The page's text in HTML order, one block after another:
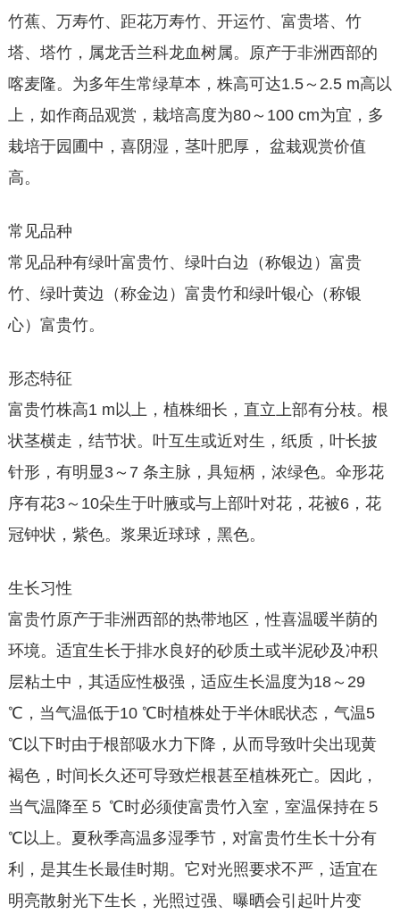
竹蕉、万寿竹、距花万寿竹、开运竹、富贵塔、竹
塔、塔竹，属龙舌兰科龙血树属。原产于非洲西部的
喀麦隆。为多年生常绿草本，株高可达1.5～2.5 m高以
上，如作商品观赏，栽培高度为80～100 cm为宜，多
栽培于园圃中，喜阴湿，茎叶肥厚， 盆栽观赏价值
高。
常见品种
常见品种有绿叶富贵竹、绿叶白边（称银边）富贵
竹、绿叶黄边（称金边）富贵竹和绿叶银心（称银
心）富贵竹。
形态特征
富贵竹株高1 m以上，植株细长，直立上部有分枝。根
状茎横走，结节状。叶互生或近对生，纸质，叶长披
针形，有明显3～7 条主脉，具短柄，浓绿色。伞形花
序有花3～10朵生于叶腋或与上部叶对花，花被6，花
冠钟状，紫色。浆果近球球，黑色。
生长习性
富贵竹原产于非洲西部的热带地区，性喜温暖半荫的
环境。适宜生长于排水良好的砂质土或半泥砂及冲积
层粘土中，其适应性极强，适应生长温度为18～29
℃，当气温低于10 ℃时植株处于半休眠状态，气温5
℃以下时由于根部吸水力下降，从而导致叶尖出现黄
褐色，时间长久还可导致烂根甚至植株死亡。因此，
当气温降至５ ℃时必须使富贵竹入室，室温保持在５
℃以上。夏秋季高温多湿季节，对富贵竹生长十分有
利，是其生长最佳时期。它对光照要求不严，适宜在
明亮散射光下生长，光照过强、曝晒会引起叶片变